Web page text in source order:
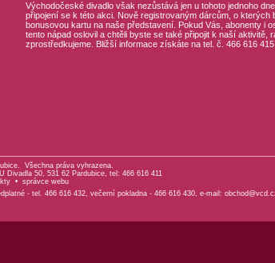
Východočeské divadlo však nezůstává jen u tohoto jednoho
připojení se k této akci. Nově registrovaným dárcům, o kterých
bonusovou kartu na naše představení. Pokud Vás, abonenty i
tento nápad oslovil a chtěli byste se také připojit k naší aktivitě,
zprostředkujeme. Bližší informace získáte na tel. č. 466 616
Všechna práva vyhrazena.
Divadla 50, 531 62 Pardubice, tel: 466 616 411
• správce webu
- tel. 466 616 432, večerní pokladna - 466 616 430, e-mail: